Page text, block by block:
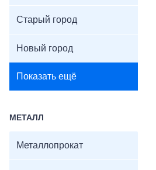
Старый город
Новый город
Показать ещё
МЕТАЛЛ
Металлопрокат